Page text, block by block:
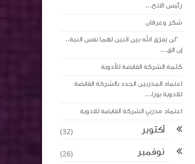
رئيس الاتح...
شكر وعرفان
"لن يُفرّق الله بين اثنين لهما نفس النية..
إن الق...
كلمة الشركة القابضة للأدوية
اعتماد المدربين الجدد بالشركة القابضة
للادوية بوزا...
اعتماد مدربي الشركة القابضة للادوية
أكتوبر (32)
نوفمبر (26)